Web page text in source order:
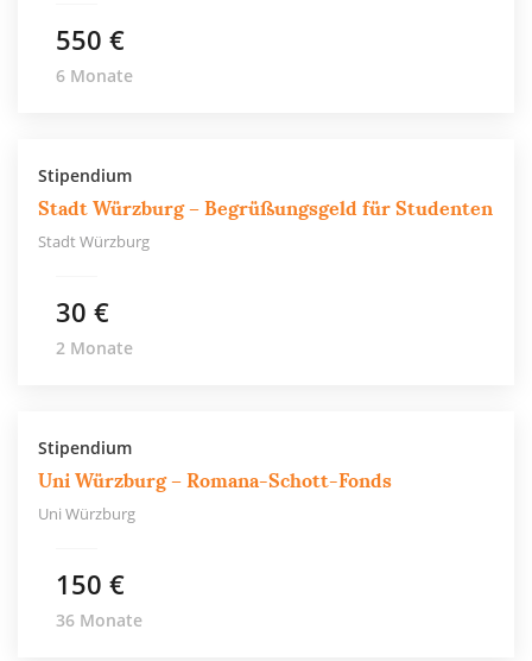
550 €
6 Monate
Stipendium
Stadt Würzburg – Begrüßungsgeld für Studenten
Stadt Würzburg
30 €
2 Monate
Stipendium
Uni Würzburg – Romana-Schott-Fonds
Uni Würzburg
150 €
36 Monate